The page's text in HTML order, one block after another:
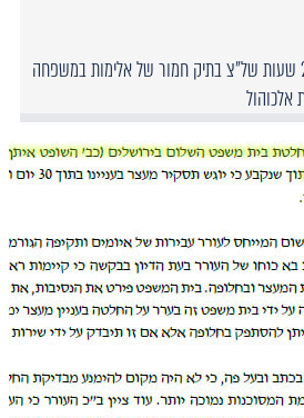
הסתפקות בימי המעצר ו200 שעות של"צ בתיק חמור של אלימות במשפחה